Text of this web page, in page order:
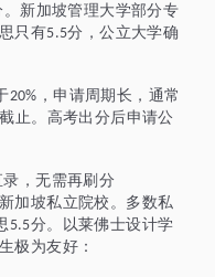
。新加坡管理大学部分专
只有5.5分，公立大学确
20% ，申请周期长，通常
止。高考出分后申请公
录，无需再刷分
加坡私立院校。多数私
5.5分。以莱佛士设计学
极为友好：